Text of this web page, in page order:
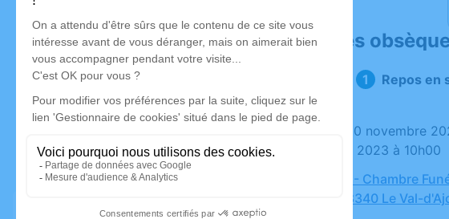
Déroulé des
Repos en
décembre 2023 à 10h00
Salon Isis - Chambre
Devau, 88340 Le Val-